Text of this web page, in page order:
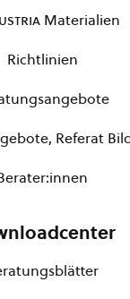
Materialien
Richtlinien
Referat